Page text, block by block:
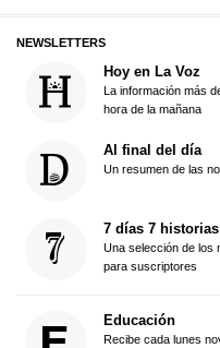
NEWSLETTERS
Hoy en La Voz
La información más
hora de la mañana
Al final del día
Un resumen de las
7 días 7 historias
Una selección de los
para suscriptores
Educación
Recibe cada lunes